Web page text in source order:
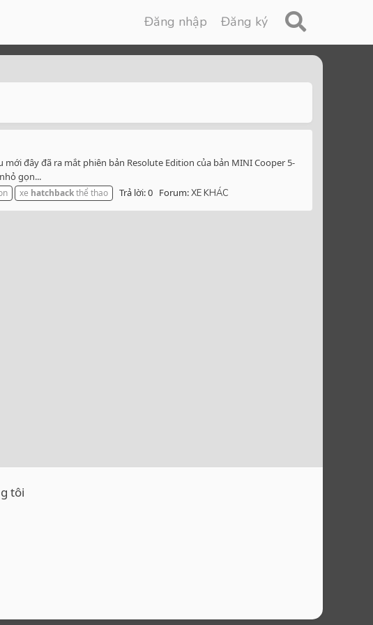
Đăng nhập Đăng ký
đây đã ra mắt phiên bản Resolute Edition của bản MINI Cooper 5-
gọn...
xe hatchbackthể thao Trả lời: 0 Forum:XE KHÁC
tôi